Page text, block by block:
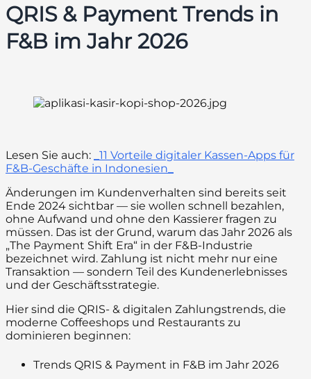
QRIS & Payment Trends in
F&B im Jahr 2026
Lesen Sie auch:
_11 Vorteile digitaler Kassen-Apps für
F&B-Geschäfte in Indonesien_
Änderungen im Kundenverhalten sind bereits seit
Ende 2024 sichtbar — sie wollen schnell bezahlen,
ohne Aufwand und ohne den Kassierer fragen zu
müssen. Das ist der Grund, warum das Jahr 2026 als
„The Payment Shift Era“ in der F&B-Industrie
bezeichnet wird. Zahlung ist nicht mehr nur eine
Transaktion — sondern Teil des Kundenerlebnisses
und der Geschäftsstrategie.
Hier sind die QRIS- & digitalen Zahlungstrends, die
moderne Coffeeshops und Restaurants zu
dominieren beginnen:
Trends QRIS & Payment in F&B im Jahr 2026